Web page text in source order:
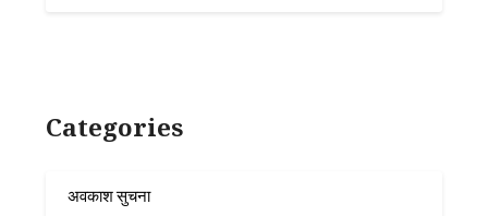
Categories
अवकाश सुचना